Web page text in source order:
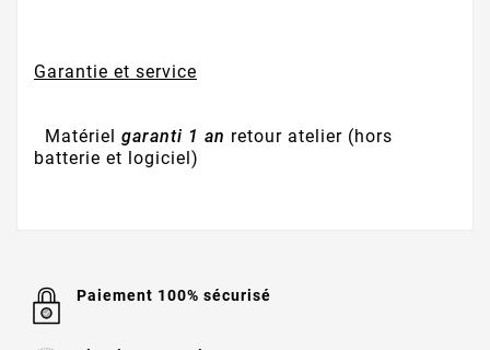
Garantie et service
Matériel garanti 1 an retour atelier (hors
batterie et logiciel)
Paiement 100% sécurisé